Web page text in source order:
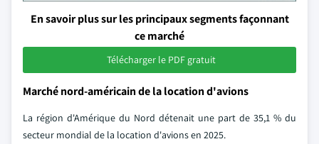
En savoir plus sur les principaux segments façonnant
ce marché
Télécharger le PDF gratuit
Marché nord-américain de la location d'avions
La région d'Amérique du Nord détenait une part de 35,1 % du
secteur mondial de la location d'avions en 2025.